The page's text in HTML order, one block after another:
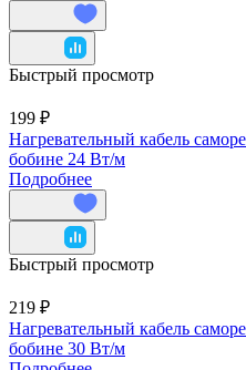
Быстрый просмотр
199 ₽
Нагревательный кабель
бобине 24 Вт/м
Подробнее
Быстрый просмотр
219 ₽
Нагревательный кабель
бобине 30 Вт/м